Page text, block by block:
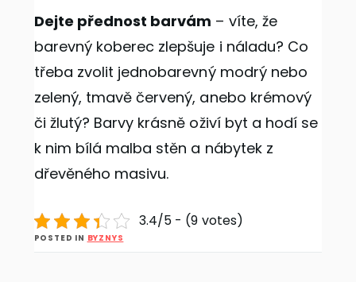
Dejte přednost barvám – víte, že
barevný koberec zlepšuje i náladu? Co
třeba zvolit jednobarevný modrý nebo
zelený, tmavě červený, anebo krémový
či žlutý? Barvy krásně oživí byt a hodí se
k nim bílá malba stěn a nábytek z
dřevěného masivu.
3.4/5 - (9 votes)
POSTED IN BYZNYS